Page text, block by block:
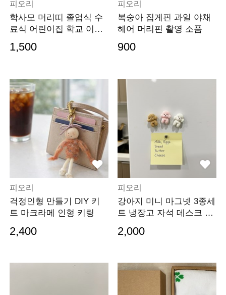
피오리
학사모 머리띠 졸업식 수
료식 어린이집 학교 이벤
1,500
피오리
복숭아 집게핀 과일 야채
헤어 머리핀 촬영 소품
900
피오리
걱정인형 만들기 DIY 키
트 마크라메 인형 키링
2,400
피오리
강아지 미니 마그넷 3종세
트 냉장고 자석 데스크 꾸
2,000